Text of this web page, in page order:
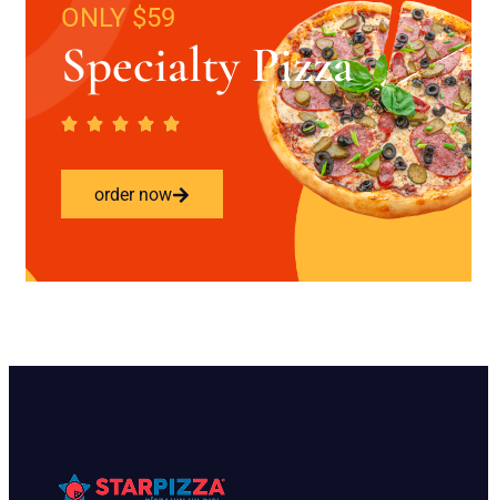
ONLY $59
Specialty Pizza
order now